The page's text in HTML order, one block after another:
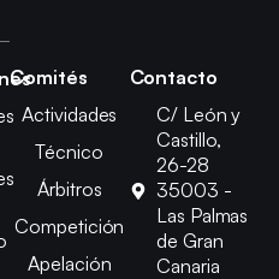
Comités
Actividades
Técnico
Árbitros
Competición
Apelación
Contacto
C/ León y
Castillo,
26-28
35003 -
Las Palmas
de Gran
Canaria